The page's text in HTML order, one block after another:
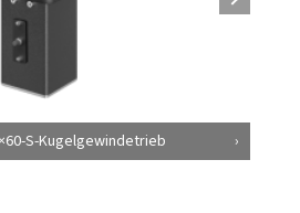
S-Kugelgewindetrieb